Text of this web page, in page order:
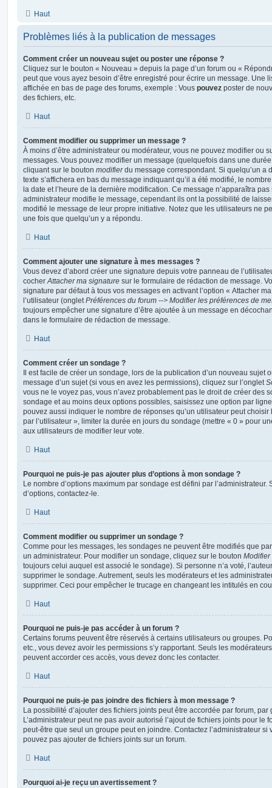
Haut
Problèmes liés à la publication de messages
Comment créer un nouveau sujet ou poster une réponse ?
Cliquez sur le bouton « Nouveau » depuis la page d’un forum ou «
peut que vous ayez besoin d’être enregistré pour écrire un message. Une
affichée en bas de page des forums, exemple : Vous pouvez poster de
des fichiers, etc.
Haut
Comment modifier ou supprimer un message ?
À moins d’être administrateur ou modérateur, vous ne pouvez modifier ou
messages. Vous pouvez modifier un message (quelquefois dans une
cliquant sur le bouton modifierdu message correspondant. Si quelqu’un a
texte s’affichera en bas du message indiquant qu’il a été modifié, le
la date et l’heure de la dernière modification. Ce message n’apparaîtra
administrateur modifie le message, cependant ils ont la possibilité de
modifié le message de leur propre initiative. Notez que les utilisateurs ne
une fois que quelqu’un y a répondu.
Haut
Comment ajouter une signature à mes messages ?
Vous devez d’abord créer une signature depuis votre panneau de
cocher Attacher ma signature sur le formulaire de rédaction de message.
signature par défaut à tous vos messages en activant l’option « Attacher
l’utilisateur (onglet Préférences du forum --> Modifier les préférences de
toujours empêcher une signature d’être ajoutée à un message en
dans le formulaire de rédaction de message.
Haut
Comment créer un sondage ?
Il est facile de créer un sondage, lors de la publication d’un nouveau sujet
message d’un sujet (si vous en avez les permissions), cliquez sur l’onglet
vous ne le voyez pas, vous n’avez probablement pas le droit de créer des
sondage et au moins deux options possibles, saisissez une option par
pouvez aussi indiquer le nombre de réponses qu’un utilisateur peut
par l’utilisateur », limiter la durée en jours du sondage (mettre « 0 » pour
aux utilisateurs de modifier leur vote.
Haut
Pourquoi ne puis-je pas ajouter plus d’options à mon sondage ?
Le nombre d’options maximum par sondage est défini par l’administrateur.
d’options, contactez-le.
Haut
Comment modifier ou supprimer un sondage ?
Comme pour les messages, les sondages ne peuvent être modifiés que
un administrateur. Pour modifier un sondage, cliquez sur le bouton Modifier
toujours celui auquel est associé le sondage). Si personne n’a voté,
supprimer le sondage. Autrement, seuls les modérateurs et les
supprimer. Ceci pour empêcher le trucage en changeant les intitulés en
Haut
Pourquoi ne puis-je pas accéder à un forum ?
Certains forums peuvent être réservés à certains utilisateurs ou groupes.
etc., vous devez avoir les permissions s’y rapportant. Seuls les
peuvent accorder ces accès, vous devez donc les contacter.
Haut
Pourquoi ne puis-je pas joindre des fichiers à mon message ?
La possibilité d’ajouter des fichiers joints peut être accordée par forum, par
L’administrateur peut ne pas avoir autorisé l’ajout de fichiers joints pour le
peut-être que seul un groupe peut en joindre. Contactez l’administrateur
pouvez pas ajouter de fichiers joints sur un forum.
Haut
Pourquoi ai-je reçu un avertissement ?